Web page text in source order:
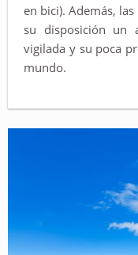
en bici). Además,
su disposición un
vigilada y su poca
mundo.